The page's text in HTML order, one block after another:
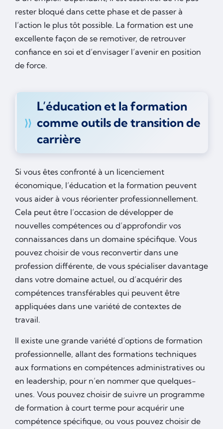
rester bloqué dans cette phase et de passer à
l’action le plus tôt possible. La formation est une
excellente façon de se remotiver, de retrouver
confiance en soi et d’envisager l’avenir en position
de force.
L’éducation et la formation
comme outils de transition de
carrière
Si vous êtes confronté à un licenciement
économique, l’éducation et la formation peuvent
vous aider à vous réorienter professionnellement.
Cela peut être l’occasion de développer de
nouvelles compétences ou d’approfondir vos
connaissances dans un domaine spécifique. Vous
pouvez choisir de vous reconvertir dans une
profession différente, de vous spécialiser davantage
dans votre domaine actuel, ou d’acquérir des
compétences transférables qui peuvent être
appliquées dans une variété de contextes de
travail.
Il existe une grande variété d’options de formation
professionnelle, allant des formations techniques
aux formations en compétences administratives ou
en leadership, pour n’en nommer que quelques-
unes. Vous pouvez choisir de suivre un programme
de formation à court terme pour acquérir une
compétence spécifique, ou vous pouvez choisir de